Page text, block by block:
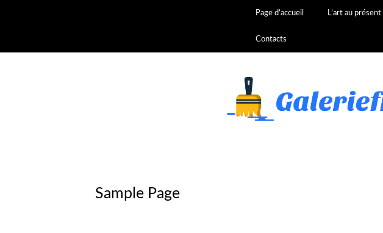
Page d’accueil L’art au présent
Contacts
Sample Page